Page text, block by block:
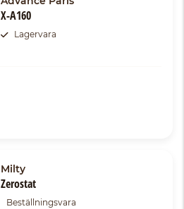
X-A160
Lagervara
Milty
Zerostat
Beställningsvara